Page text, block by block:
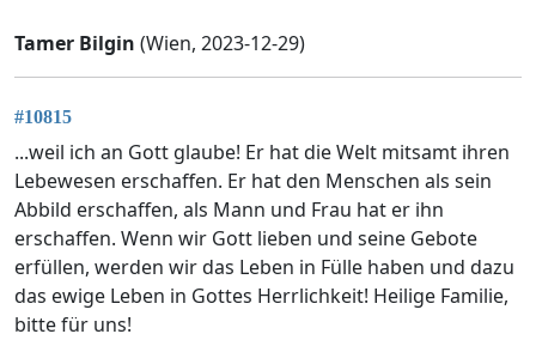
Tamer Bilgin (Wien, 2023-12-29)
#10815
...weil ich an Gott glaube! Er hat die Welt mitsamt ihren
Lebewesen erschaffen. Er hat den Menschen als sein
Abbild erschaffen, als Mann und Frau hat er ihn
erschaffen. Wenn wir Gott lieben und seine Gebote
erfüllen, werden wir das Leben in Fülle haben und dazu
das ewige Leben in Gottes Herrlichkeit! Heilige Familie,
bitte für uns!